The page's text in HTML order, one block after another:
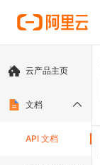
云产品主页
文档
API 文档